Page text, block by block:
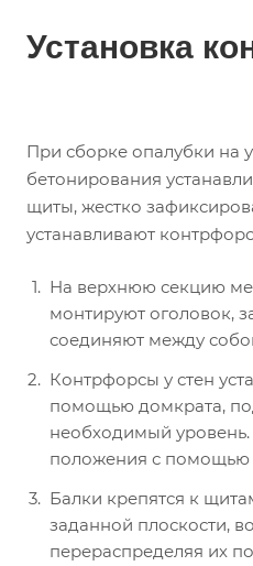
Установка
При сборке опалубки на
бетонирования
щиты, жестко
устанавливают
На верхнюю секцию
монтируют оголовок,
соединяют между
Контрфорсы у стен
помощью домкрата,
необходимый
положения с помощью
Балки крепятся к
заданной плоскости,
перераспределяя их